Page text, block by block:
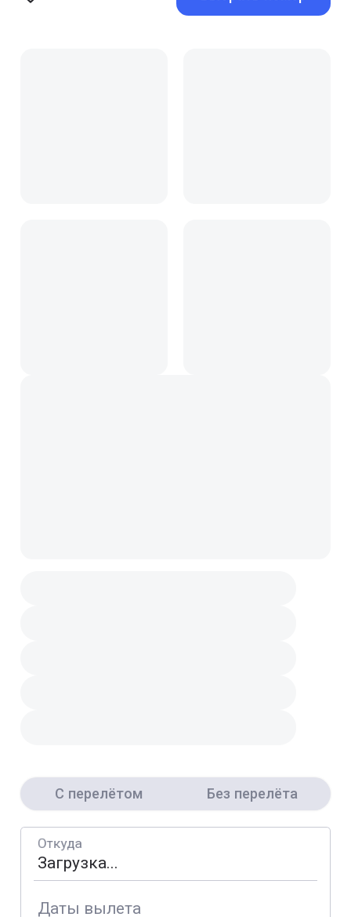
С перелётом Без перелёта
Откуда
Даты вылета